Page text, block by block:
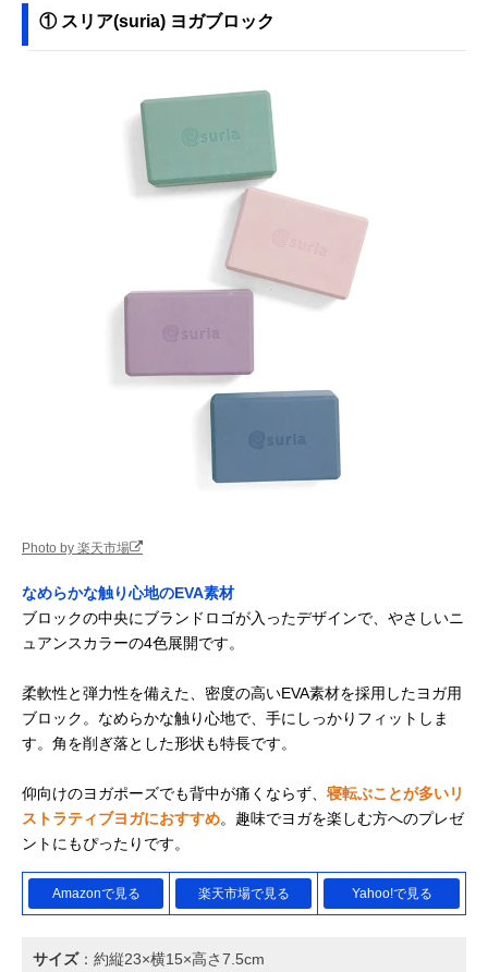
① スリア(suria) ヨガブロック
Photo by 楽天市場
なめらかな触り心地のEVA素材
ブロックの中央にブランドロゴが入ったデザインで、やさしいニ
ュアンスカラーの4色展開です。
柔軟性と弾力性を備えた、密度の高いEVA素材を採用したヨガ用
ブロック。なめらかな触り心地で、手にしっかりフィットしま
す。角を削ぎ落とした形状も特長です。
仰向けのヨガポーズでも背中が痛くならず、 寝転ぶことが多いリ
ストラティブヨガにおすすめ。趣味でヨガを楽しむ方へのプレゼ
ントにもぴったりです。
Amazonで見る 楽天市場で見る Yahoo!で見る
サイズ：約縦23×横15×高さ7.5cm